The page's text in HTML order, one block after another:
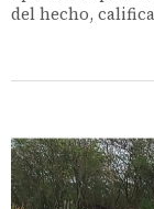
del hecho,